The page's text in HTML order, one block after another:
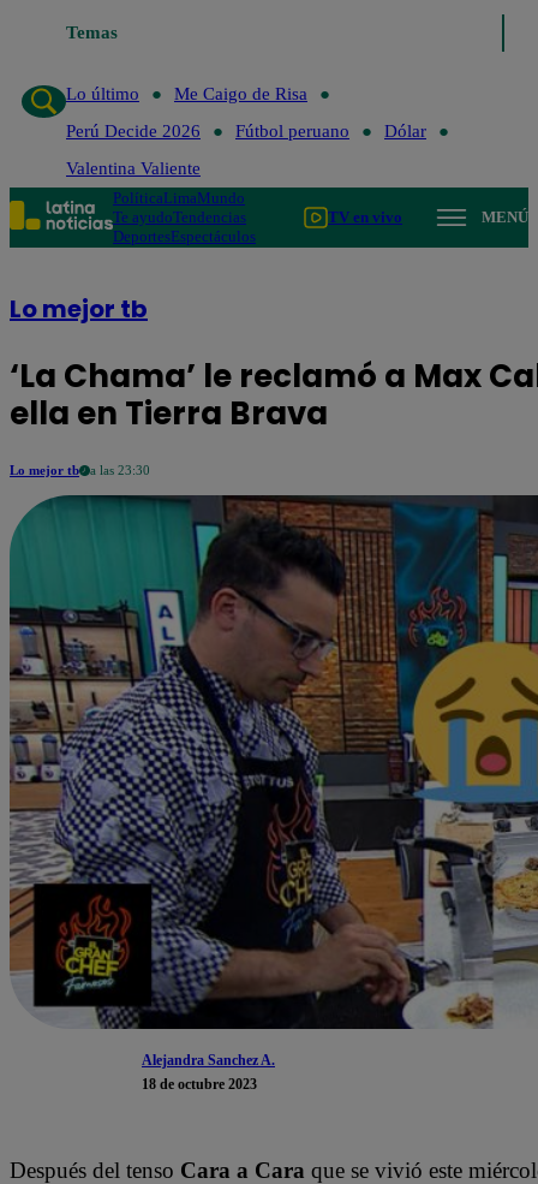
Temas
Lo último
Me Caigo de Risa
Perú Decide 2026
Fútbol peruano
Dólar
Valentina Valiente
PolíticaLimaMundo
Te ayudoTendencias
DeportesEspectáculos
TV en vivo MENÚ
Lo mejor tb
‘La Chama’ le reclamó a Max
ella en Tierra Brava
Lo mejor tb a las 23:30
Alejandra Sanchez A.
18 de octubre 2023
Después del tenso Cara a Cara que se vivió este